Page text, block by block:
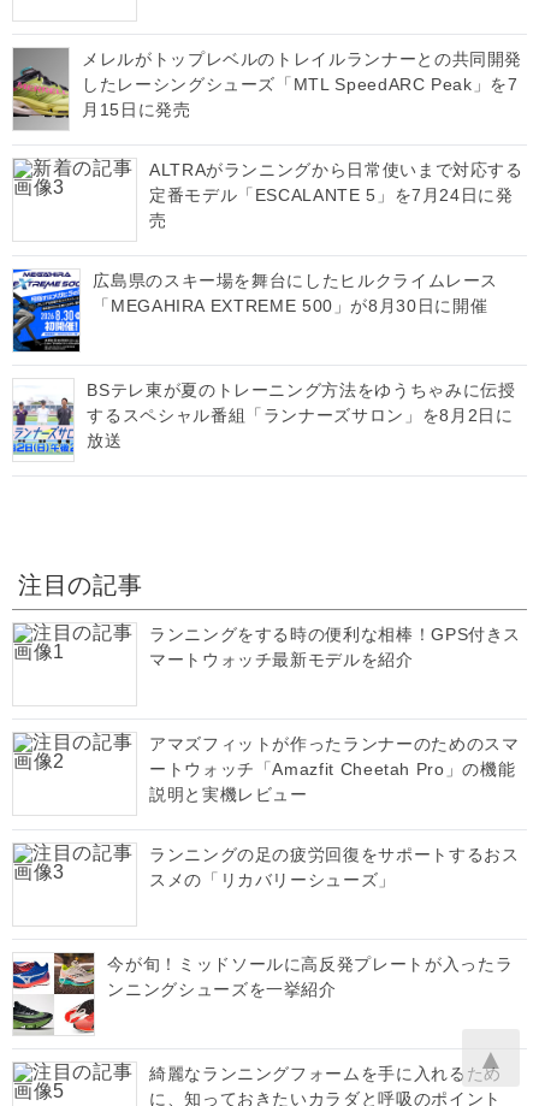
メレルがトップレベルのトレイルランナーとの共同開発
したレーシングシューズ「MTL SpeedARC Peak」を7
月15日に発売
ALTRAがランニングから日常使いまで対応する
定番モデル「ESCALANTE 5」を7月24日に発
売
広島県のスキー場を舞台にしたヒルクライムレース
「MEGAHIRA EXTREME 500」が8月30日に開催
BSテレ東が夏のトレーニング方法をゆうちゃみに伝授
するスペシャル番組「ランナーズサロン」を8月2日に
放送
注目の記事
ランニングをする時の便利な相棒！GPS付きス
マートウォッチ最新モデルを紹介
アマズフィットが作ったランナーのためのスマ
ートウォッチ「Amazfit Cheetah Pro」の機能
説明と実機レビュー
ランニングの足の疲労回復をサポートするおス
スメの「リカバリーシューズ」
今が旬！ミッドソールに高反発プレートが入ったラ
ンニングシューズを一挙紹介
綺麗なランニングフォームを手に入れるため
に、知っておきたいカラダと呼吸のポイント
▲